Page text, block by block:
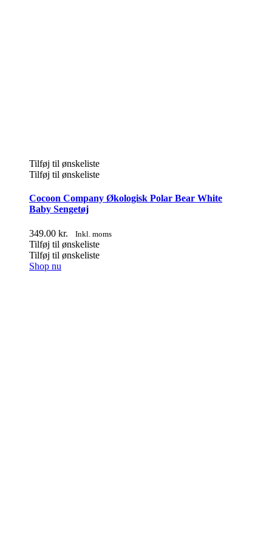
Tilføj til ønskeliste
Tilføj til ønskeliste
Cocoon Company Økologisk Polar Bear White
Baby Sengetøj
349.00 kr. Inkl. moms
Tilføj til ønskeliste
Tilføj til ønskeliste
Shop nu